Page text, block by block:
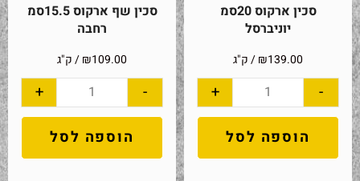
סכין ארקוס 20סמ
יוניברסל
₪139.00 / ק"ג
-
+
הוספה לסל
סכין שף ארקוס 15.5סמ
רחבה
₪109.00 / ק"ג
-
+
הוספה לסל